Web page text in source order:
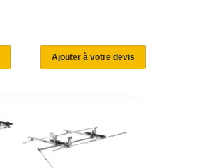
Ajouter à votre devis